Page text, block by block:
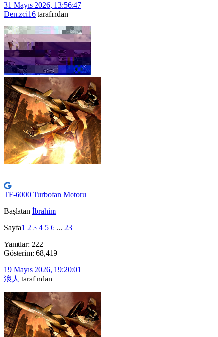
31 Mayıs 2026, 13:56:47
Denizci16 tarafından
TF-6000 Turbofan Motoru
Başlatan İbrahim
Sayfa1 2 3 4 5 6 ... 23
Yanıtlar: 222
Gösterim: 68,419
19 Mayıs 2026, 19:20:01
浪人 tarafından